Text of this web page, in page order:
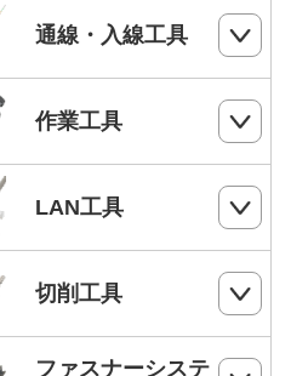
圧圧着工具
端子用圧着工具
ルール端子 圧着工具
ルカッター
ーカッター
カッター
通線・入線工具
クラインシリーズ
インシリーズ
納ケース
ントライン
ーカーボン
ースネーク
作業工具
パンチ
ッパー
ンチ
ー
LAN工具
ラー圧着工具
ケーブルストリッパー
切削工具
ファスナーシステ